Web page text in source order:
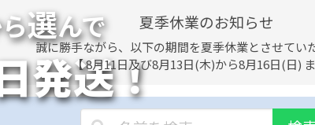
選んで
発送！
夏季休業のお知らせ
誠に勝手ながら、以下の期間を夏季休業とさせてい
【 8月11日及び8月13日(木)から8月16日(日) ま